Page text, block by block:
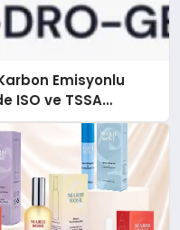
Emisyonlu
ISO ve TSSA